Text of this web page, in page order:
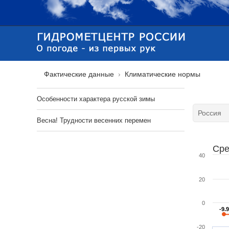
Фактические данные Климатические нормы
-9.9
-9.9
-20
0
20
40
Особенности характера русской зимы
Весна! Трудности весенних перемен